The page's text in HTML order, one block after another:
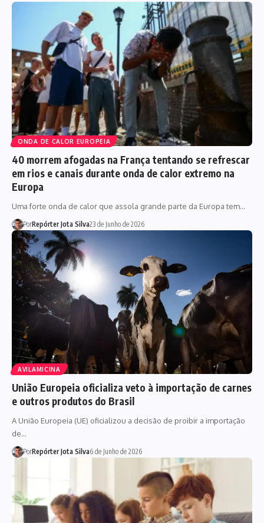
ONDA DE CALOR EUROPEIA
40 morrem afogadas na França tentando se refrescar
em rios e canais durante onda de calor extremo na
Europa
Uma forte onda de calor que assola grande parte da Europa tem…
PorRepórter Jota Silva23 de Junho de 2026
AVILAMICINA
União Europeia oficializa veto à importação de carnes
e outros produtos do Brasil
A União Europeia (UE) oficializou a decisão de proibir a importação
de…
PorRepórter Jota Silva6 de Junho de 2026